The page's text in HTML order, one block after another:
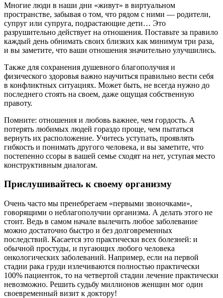
Многие люди в наши дни «живут» в виртуальном
пространстве, забывая о том, что рядом с ними — родители,
супруг или супруга, подрастающие дети… Это
разрушительно действует на отношения. Поставьте за правило
каждый день обнимать своих близких как минимум три раза,
и вы заметите, что ваши отношения значительно улучшились.
Также для сохранения душевного благополучия и
физического здоровья важно научиться правильно вести себя
в конфликтных ситуациях. Может быть, не всегда нужно до
последнего стоять на своем, даже ощущая собственную
правоту.
Помните: отношения и любовь важнее, чем гордость. А
потерять любимых людей гораздо проще, чем пытаться
вернуть их расположение. Учитесь уступать, проявлять
гибкость и понимать другого человека, и вы заметите, что
постепенно ссоры в вашей семье сходят на нет, уступая место
конструктивным диалогам.
Прислушивайтесь к своему организму
Очень часто мы пренебрегаем «первыми звоночками»,
говорящими о неблагополучии организма. А делать этого не
стоит. Ведь в самом начале вылечить любое заболевание
можно достаточно быстро и без долговременных
последствий. Касается это практически всех болезней: и
обычной простуды, и пугающих любого человека
онкологических заболеваний. Например, если на первой
стадии рака груди излечиваются полностью практически
100% пациенток, то на четвертой стадии лечение практически
невозможно. Решить судьбу миллионов женщин мог один
своевременный визит к доктору!